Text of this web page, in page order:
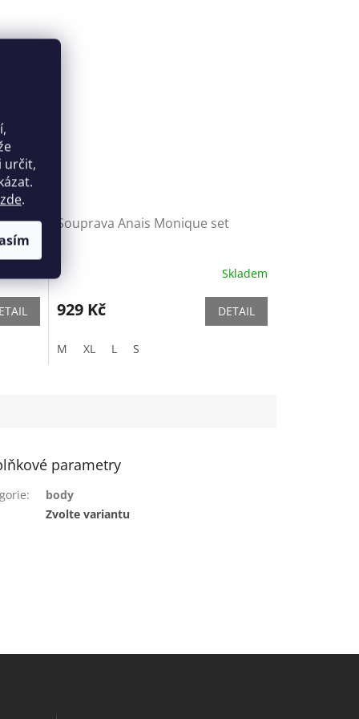
určit,
zde.
Dore Souprava Anais Monique set
Skladem
929 Kč DETAIL
M XL L S
parametry
:
body
Zvolte variantu